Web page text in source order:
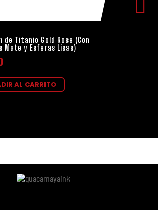
de Titanio Gold Rose (Con
Mate y Esferas Lisas)
AL CARRITO